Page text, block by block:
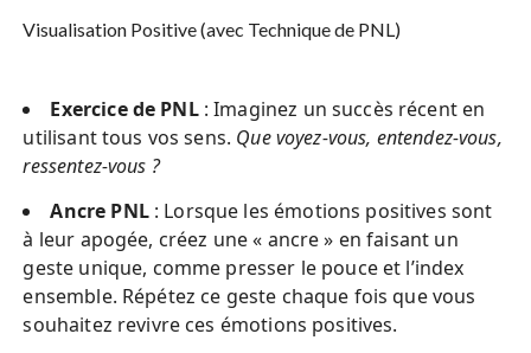
Visualisation Positive (avec Technique de PNL)
Exercice de PNL: Imaginez un succès récent en
utilisant tous vos sens. Que voyez-vous, entendez-vous,
ressentez-vous ?
Ancre PNL: Lorsque les émotions positives sont
à leur apogée, créez une « ancre » en faisant un
geste unique, comme presser le pouce et l’index
ensemble. Répétez ce geste chaque fois que vous
souhaitez revivre ces émotions positives.